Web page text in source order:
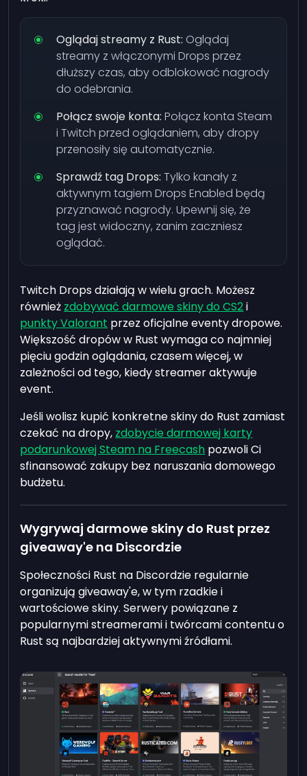
Oglądaj streamy z Rust: Oglądaj
streamy z włączonymi Drops przez
dłuższy czas, aby odblokować nagrody
do odebrania.
Połącz swoje konta: Połącz konta Steam
i Twitch przed oglądaniem, aby dropy
przenosiły się automatycznie.
Sprawdź tag Drops: Tylko kanały z
aktywnym tagiem Drops Enabled będą
przyznawać nagrody. Upewnij się, że
tag jest widoczny, zanim zaczniesz
oglądać.
Twitch Drops działają w wielu grach. Możesz
również zdobywać darmowe skiny do CS2i
punkty Valorant przez oficjalne eventy dropowe.
Większość dropów w Rust wymaga co najmniej
pięciu godzin oglądania, czasem więcej, w
zależności od tego, kiedy streamer aktywuje
event.
Jeśli wolisz kupić konkretne skiny do Rust zamiast
czekać na dropy, zdobycie darmowej karty
podarunkowej Steam na Freecash pozwoli Ci
sfinansować zakupy bez naruszania domowego
budżetu.
Wygrywaj darmowe skiny do Rust przez
giveaway'e na Discordzie
Społeczności Rust na Discordzie regularnie
organizują giveaway'e, w tym rzadkie i
wartościowe skiny. Serwery powiązane z
popularnymi streamerami i twórcami contentu o
Rust są najbardziej aktywnymi źródłami.